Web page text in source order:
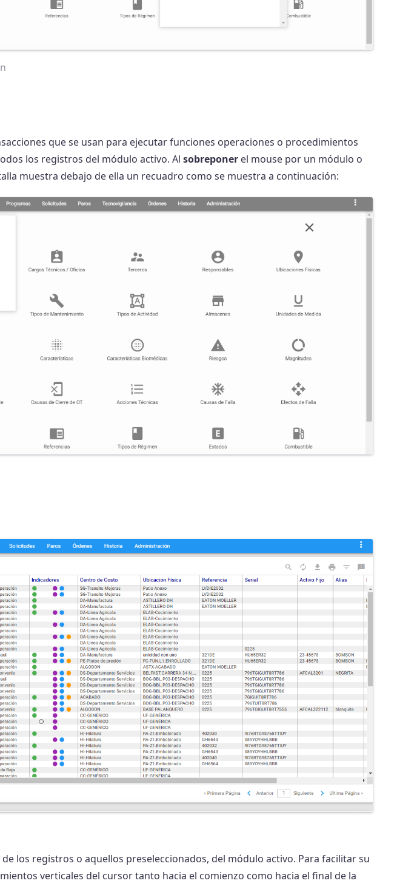
que se usan para ejecutar funciones operaciones o procedimientos
los registros del módulo activo. Al sobreponer el mouse por un módulo o
muestra debajo de ella un recuadro como se muestra a continuación:
los registros o aquellos preseleccionados, del módulo activo. Para facilitar su
verticales del cursor tanto hacia el comienzo como hacia el final de la